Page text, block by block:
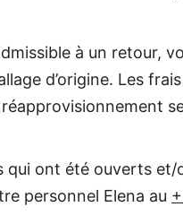
à un retour,
d’origine. Les
qui ont été ouverts et/
personnel Elena au